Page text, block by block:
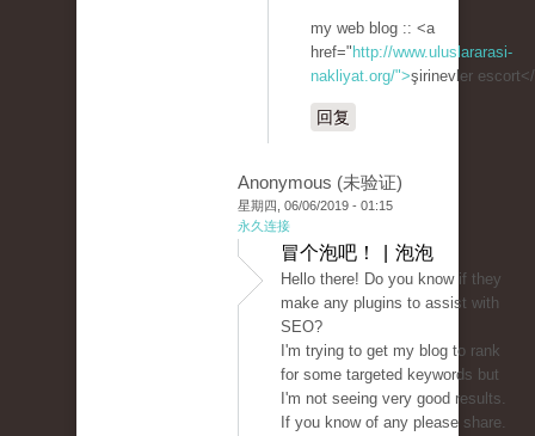
my web blog :: <a
href=" http://www.uluslararasi-
nakliyat.org/">şirinevler
回复
Anonymous (未验证)
星期四, 06/06/2019 - 01:15
永久连接
冒个泡吧！ | 泡泡
Hello there! Do you know if they
make any plugins to assist with
SEO?
I'm trying to get my blog to rank
for some targeted keywords but
I'm not seeing very good results.
If you know of any please share.